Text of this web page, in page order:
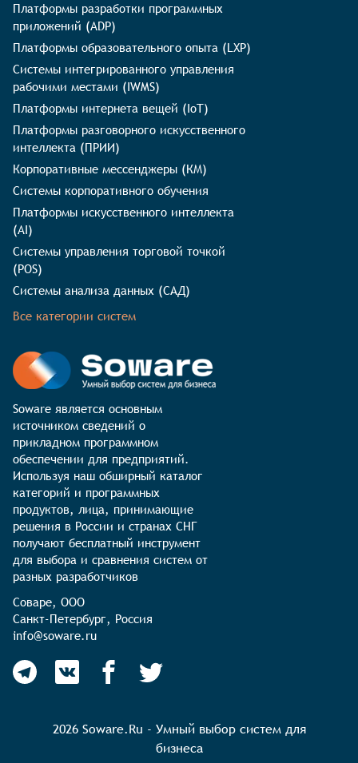
Платформы разработки программных
приложений (ADP)
Платформы образовательного опыта (LXP)
Системы интегрированного управления
рабочими местами (IWMS)
Платформы интернета вещей (IoT)
Платформы разговорного искусственного
интеллекта (ПРИИ)
Корпоративные мессенджеры (КМ)
Системы корпоративного обучения
Платформы искусственного интеллекта
(AI)
Системы управления торговой точкой
(POS)
Системы анализа данных (САД)
Все категории систем
Soware является основным
источником сведений о
прикладном программном
обеспечении для предприятий.
Используя наш обширный каталог
категорий и программных
продуктов, лица, принимающие
решения в России и странах СНГ
получают бесплатный инструмент
для выбора и сравнения систем от
разных разработчиков
Соваре, ООО
Санкт-Петербург, Россия
info@soware.ru
2026 Soware.Ru - Умный выбор систем для
бизнеса